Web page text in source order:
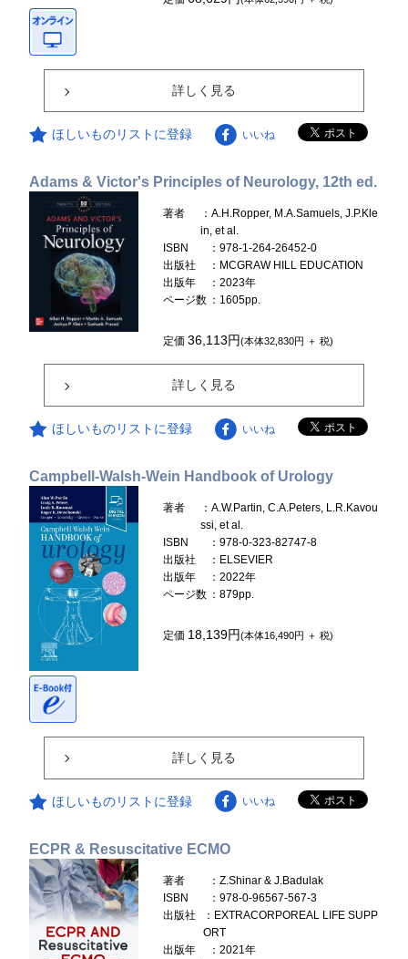
詳しく見る
ほしいものリストに登録 いいね
Adams & Victor's Principles of Neurology, 12th ed.
著者
：A.H.Ropper, M.A.Samuels, J.P.Kle
in, et al.
ISBN
：978-1-264-26452-0
出版社
：MCGRAW HILL EDUCATION
出版年
：2023年
ページ数 ：1605pp.
定価36,113円(本体32,830円 ＋ 税)
詳しく見る
ほしいものリストに登録 いいね
Campbell-Walsh-Wein Handbook of Urology
著者
：A.W.Partin, C.A.Peters, L.R.Kavou
ssi, et al.
ISBN
：978-0-323-82747-8
出版社
：ELSEVIER
出版年
：2022年
ページ数 ：879pp.
定価 18,139円(本体16,490円 ＋ 税)
詳しく見る
ほしいものリストに登録 いいね
ECPR & Resuscitative ECMO
著者
：Z.Shinar & J.Badulak
ISBN
：978-0-96567-567-3
出版社
：EXTRACORPOREAL LIFE SUPP
ORT
出版年
：2021年